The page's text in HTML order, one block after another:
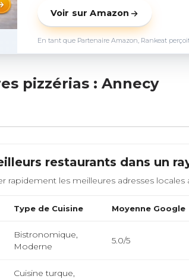
Voir sur Amazon
En tant que Partenaire Amazon, Rankeat
pizzérias : Annecy
restaurants dans un
rapidement les meilleures adresses
Type de Cuisine Moyenne Google
Bistronomique,
Moderne
5.0/5
Cuisine turque,